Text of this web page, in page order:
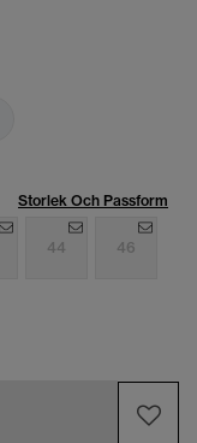
Storlek Och Passform
44 46